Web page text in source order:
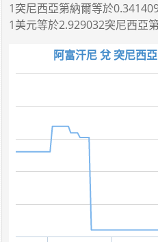
1突尼西亞第納爾等於
1美元等於2.929032突尼西亞
阿富汗尼 兌 突尼西